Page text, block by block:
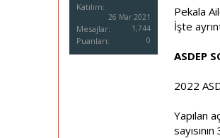
Katılım
26 Mar 2021
Mesajlar 1,744
Puanları 0
Pekala
İşte
ASDEP
2022
Yapılan